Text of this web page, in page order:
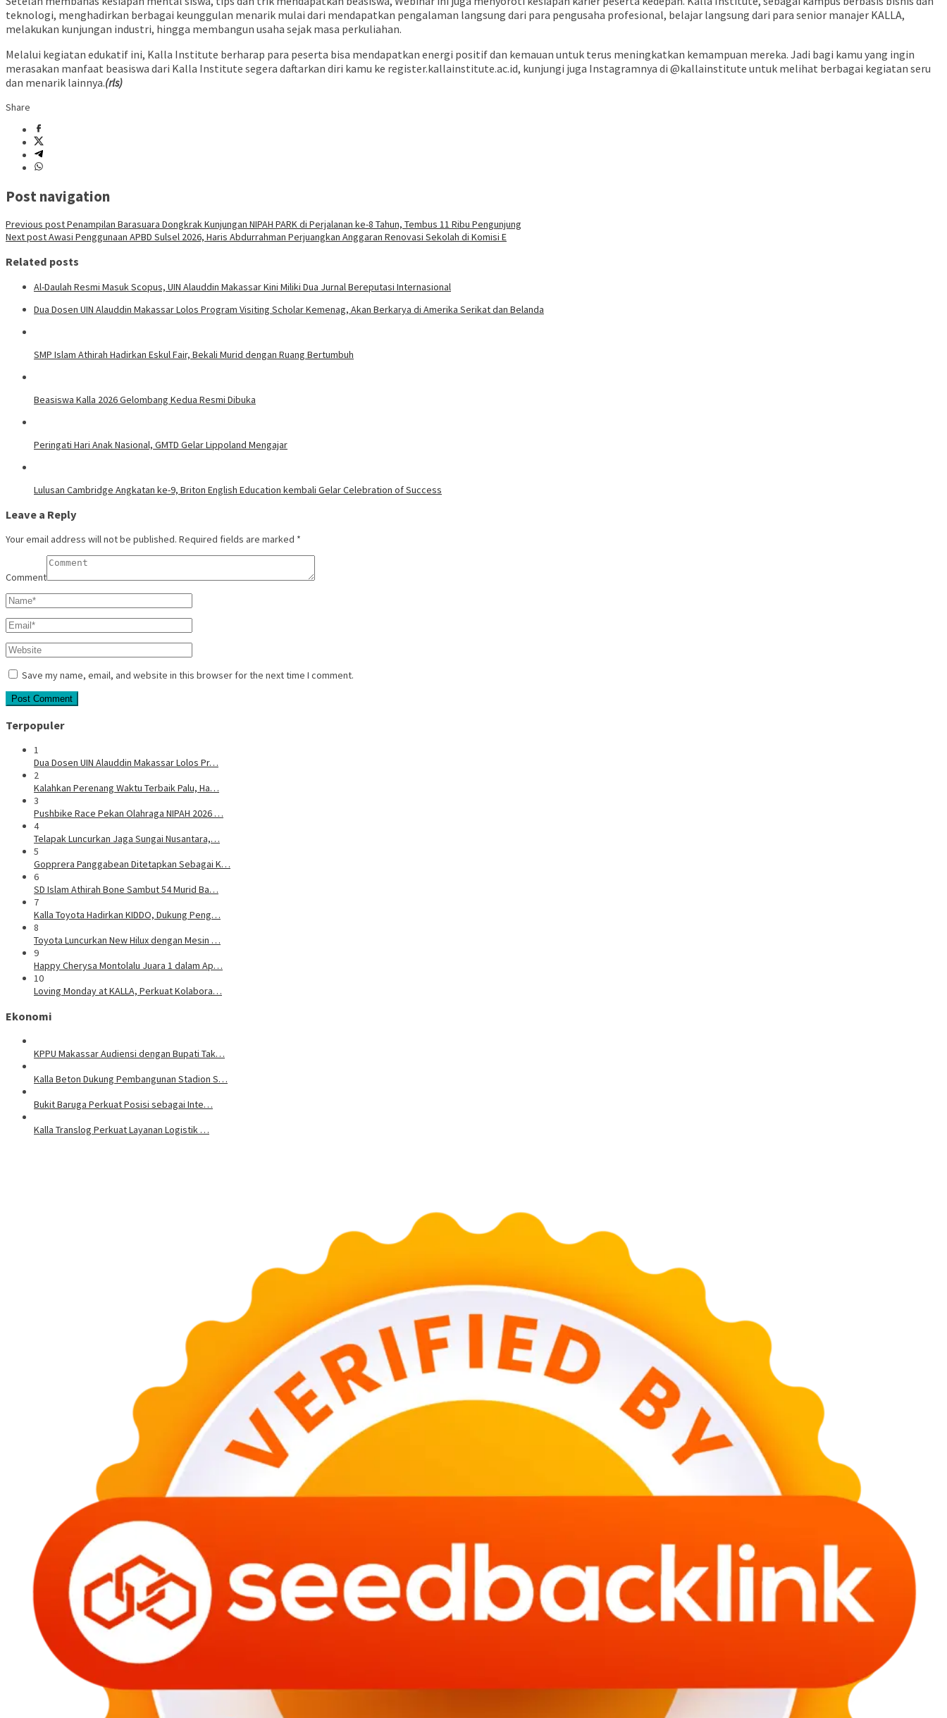
teknologi, menghadirkan berbagai keunggulan menarik mulai dari mendapatkan pengalaman langsung dari para pengusaha profesional, belajar langsung dari para senior manajer KALLA,
melakukan kunjungan industri, hingga membangun usaha sejak masa perkuliahan.
Melalui kegiatan edukatif ini, Kalla Institute berharap para peserta bisa mendapatkan energi positif dan kemauan untuk terus meningkatkan kemampuan mereka. Jadi bagi kamu yang ingin
merasakan manfaat beasiswa dari Kalla Institute segera daftarkan diri kamu ke register.kallainstitute.ac.id, kunjungi juga Instagramnya di @kallainstitute untuk melihat berbagai kegiatan seru
dan menarik lainnya.(rls)
Share
Post navigation
Previous postPenampilan Barasuara Dongkrak Kunjungan NIPAH PARK di Perjalanan ke-8 Tahun, Tembus 11 Ribu Pengunjung
Next postAwasi Penggunaan APBD Sulsel 2026, Haris Abdurrahman Perjuangkan Anggaran Renovasi Sekolah di Komisi E
Related posts
Al-Daulah Resmi Masuk Scopus, UIN Alauddin Makassar Kini Miliki Dua Jurnal Bereputasi Internasional
Dua Dosen UIN Alauddin Makassar Lolos Program Visiting Scholar Kemenag, Akan Berkarya di Amerika Serikat dan Belanda
SMP Islam Athirah Hadirkan Eskul Fair, Bekali Murid dengan Ruang Bertumbuh
Beasiswa Kalla 2026 Gelombang Kedua Resmi Dibuka
Peringati Hari Anak Nasional, GMTD Gelar Lippoland Mengajar
Lulusan Cambridge Angkatan ke-9, Briton English Education kembali Gelar Celebration of Success
Leave a Reply
Your email address will not be published. Required fields are marked *
Comment
Save my name, email, and website in this browser for the next time I comment.
Terpopuler
1
Dua Dosen UIN Alauddin Makassar Lolos Pr…
2
Kalahkan Perenang Waktu Terbaik Palu, Ha…
3
Pushbike Race Pekan Olahraga NIPAH 2026 …
4
Telapak Luncurkan Jaga Sungai Nusantara,…
5
Gopprera Panggabean Ditetapkan Sebagai K…
6
SD Islam Athirah Bone Sambut 54 Murid Ba…
7
Kalla Toyota Hadirkan KIDDO, Dukung Peng…
8
Toyota Luncurkan New Hilux dengan Mesin …
9
Happy Cherysa Montolalu Juara 1 dalam Ap…
10
Loving Monday at KALLA, Perkuat Kolabora…
Ekonomi
KPPU Makassar Audiensi dengan Bupati Tak…
Kalla Beton Dukung Pembangunan Stadion S…
Bukit Baruga Perkuat Posisi sebagai Inte…
Kalla Translog Perkuat Layanan Logistik …